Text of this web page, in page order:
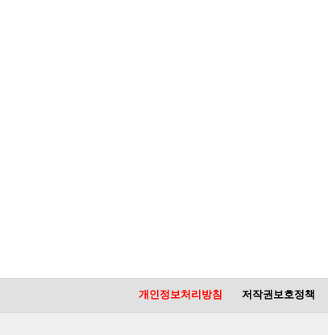
개인정보처리방침 저작권보호정책